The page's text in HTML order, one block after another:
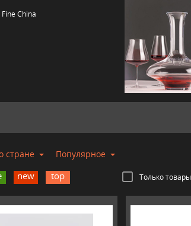
China
стране Популярное
new top Только